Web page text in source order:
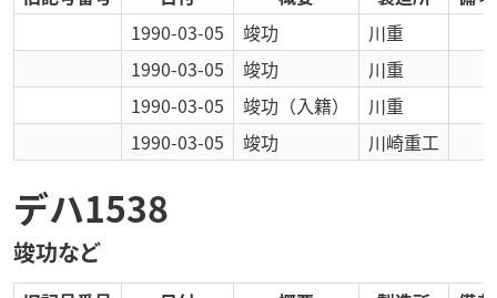
1990-03-05
竣功
川重
1990-03-05
竣功
川重
1990-03-05
竣功 （入籍）
川重
1990-03-05
竣功 川崎重工
デハ1538
竣功など